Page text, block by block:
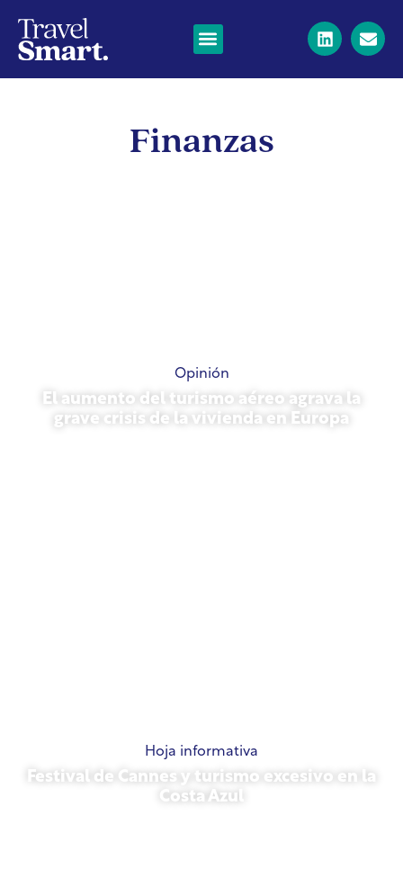
Finanzas
Opinión
El aumento del turismo aéreo agrava la
grave crisis de la vivienda en Europa
Hoja informativa
Festival de Cannes y turismo excesivo en la
Costa Azul